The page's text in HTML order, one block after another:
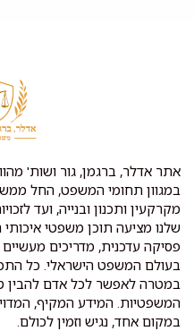
אתר אדלר, ברגמן, גור ושות'
במגוון תחומי המשפט, החל
מקרקעין ותכנון ובנייה, ועד
שלנו מציעה תוכן משפטי
פסיקה עדכנית, מדריכים
בעולם המשפט הישראלי. כל
במטרה לאפשר לכל אדם להבין
המשפטיות. המידע המקיף,
במקום אחד, נגיש וזמין לכולם.